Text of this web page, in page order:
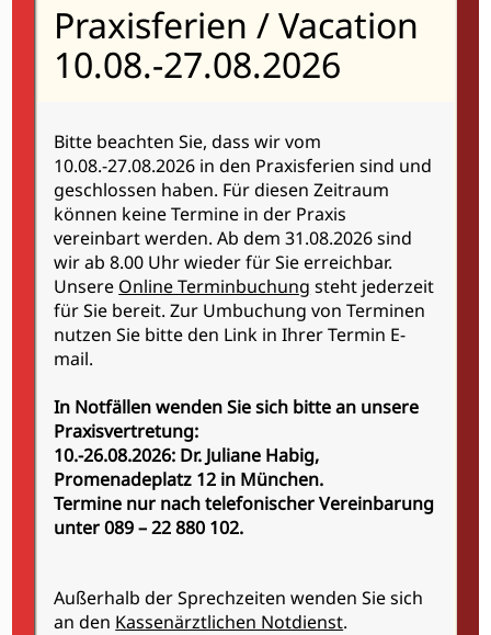
Bitte wählen Sie jetzt einen Termin aus.
GKV-E-Rezept bestellen
Privatrezept
Rezept für Privatpatienten und Selbstzahler
Wir können Ihr E-Rezept während der
Sprechstunde direkt auf Ihr Smartphone
Postversand). Voraussetzung ist eine mit Ihrer
Gesundheits-ID verknüpfte Krankenkassen-App.
Praxisferien / Vacation
10.08.-27.08.2026
Bitte beachten Sie, dass wir vom
10.08.-27.08.2026 in den Praxisferien sind und
geschlossen haben. Für diesen Zeitraum
können keine Termine in der Praxis
vereinbart werden. Ab dem 31.08.2026 sind
wir ab 8.00 Uhr wieder für Sie erreichbar.
Unsere Online Terminbuchung steht jederzeit
für Sie bereit. Zur Umbuchung von Terminen
nutzen Sie bitte den Link in Ihrer Termin E-
mail.
In Notfällen wenden Sie sich bitte an unsere
Praxisvertretung:
10.-26.08.2026: Dr. Juliane Habig,
Promenadeplatz 12 in München.
Termine nur nach telefonischer Vereinbarung
unter 089 – 22 880 102.
Außerhalb der Sprechzeiten wenden Sie sich
an den Kassenärztlichen Notdienst.